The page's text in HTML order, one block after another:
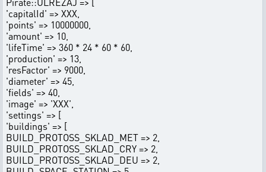
'capitalId' => XXX,
'points' => 10000000,
'amount' => 10,
'lifeTime' => 360 * 24 * 60 * 60,
'production' => 13,
'resFactor' => 9000,
'diameter' => 45,
'fields' => 40,
'image' => 'XXX',
'settings' => [
'buildings' => [
BUILD_PROTOSS_SKLAD_MET => 2,
BUILD_PROTOSS_SKLAD_CRY => 2,
BUILD_PROTOSS_SKLAD_DEU => 2,